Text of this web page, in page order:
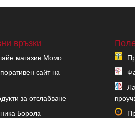
връзки
магазин Момо
сайт на
за отслабване
Борола